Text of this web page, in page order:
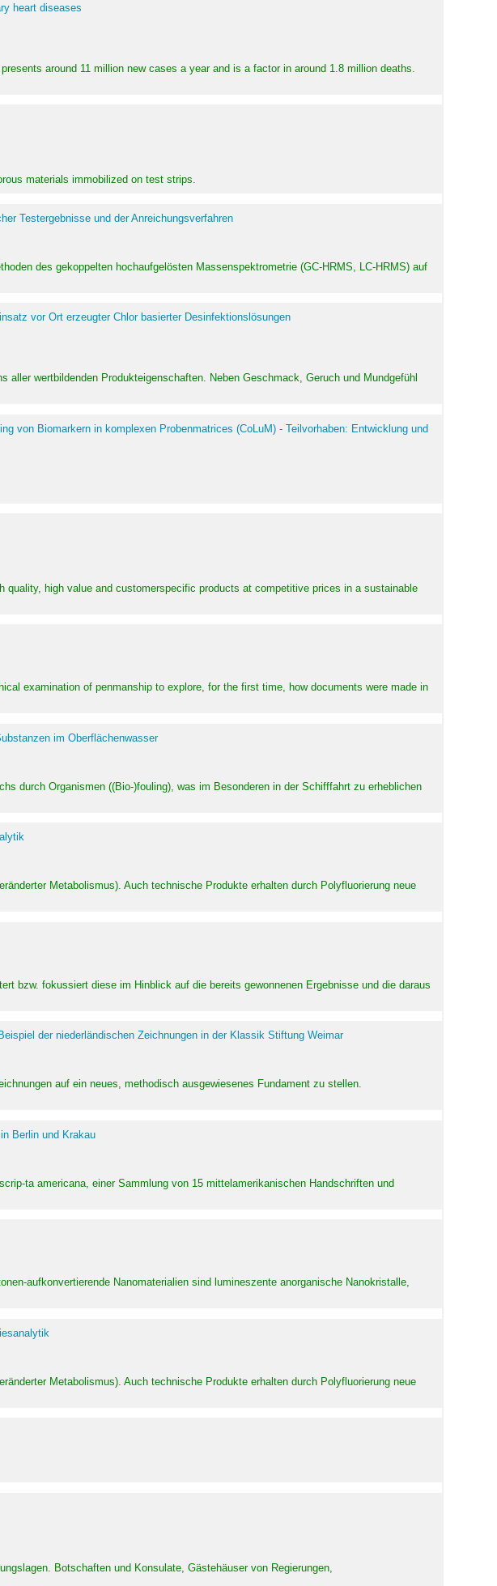
heart diseases
around 11 million new cases a year and is a factor in around 1.8 million deaths.
materials immobilized on test strips.
Testergebnisse und der Anreichungsverfahren
des gekoppelten hochaufgelösten Massenspektrometrie (GC-HRMS, LC-HRMS) auf
vor Ort erzeugter Chlor basierter Desinfektionslösungen
wertbildenden Produkteigenschaften. Neben Geschmack, Geruch und Mundgefühl
von Biomarkern in komplexen Probenmatrices (CoLuM) - Teilvorhaben: Entwicklung und
high value and customerspecific products at competitive prices in a sustainable
examination of penmanship to explore, for the first time, how documents were made in
im Oberflächenwasser
durch Organismen ((Bio-)fouling), was im Besonderen in der Schifffahrt zu erheblichen
Metabolismus). Auch technische Produkte erhalten durch Polyfluorierung neue
bzw. fokussiert diese im Hinblick auf die bereits gewonnenen Ergebnisse und die daraus
der niederländischen Zeichnungen in der Klassik Stiftung Weimar
auf ein neues, methodisch ausgewiesenes Fundament zu stellen.
Berlin und Krakau
ta americana, einer Sammlung von 15 mittelamerikanischen Handschriften und
aufkonvertierende Nanomaterialien sind lumineszente anorganische Nanokristalle,
Metabolismus). Auch technische Produkte erhalten durch Polyfluorierung neue
Botschaften und Konsulate, Gästehäuser von Regierungen,